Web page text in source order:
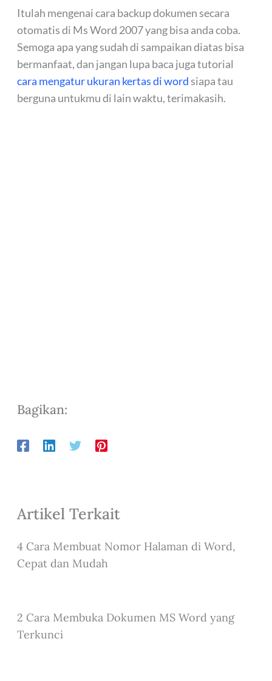
Itulah mengenai cara backup dokumen secara
otomatis di Ms Word 2007 yang bisa anda coba.
Semoga apa yang sudah di sampaikan diatas bisa
bermanfaat, dan jangan lupa baca juga tutorial
cara mengatur ukuran kertas di wordsiapa tau
berguna untukmu di lain waktu, terimakasih.
Bagikan:
Artikel Terkait
4 Cara Membuat Nomor Halaman di Word,
Cepat dan Mudah
2 Cara Membuka Dokumen MS Word yang
Terkunci